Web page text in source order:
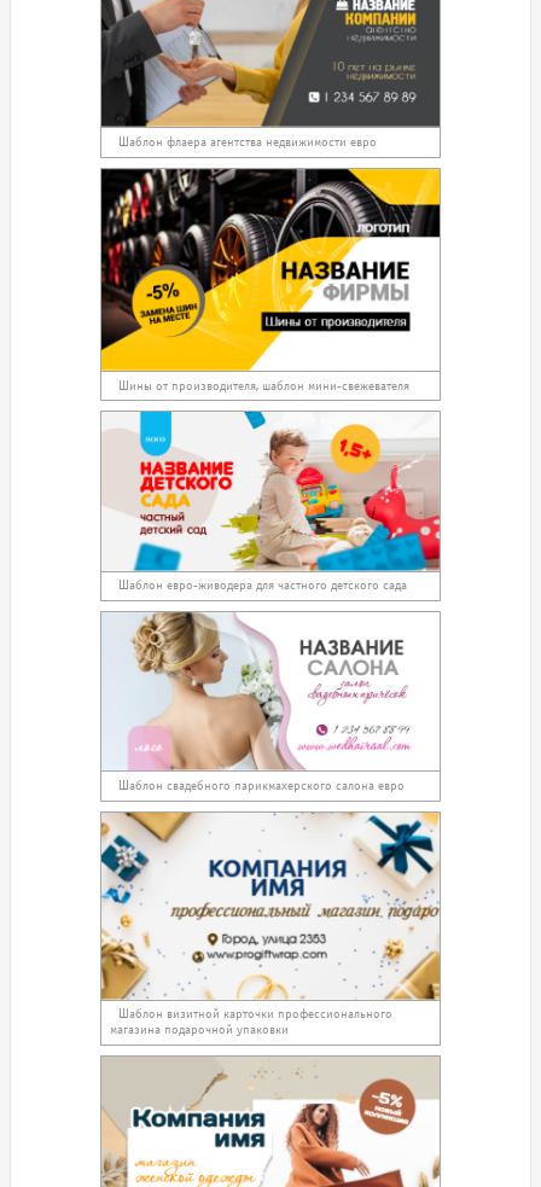
Шаблон флаера агентства недвижимости евро
Шины от производителя, шаблон мини-свежевателя
Шаблон евро-живодера для частного детского сада
Шаблон свадебного парикмахерского салона евро
Шаблон визитной карточки профессионального
магазина подарочной упаковки